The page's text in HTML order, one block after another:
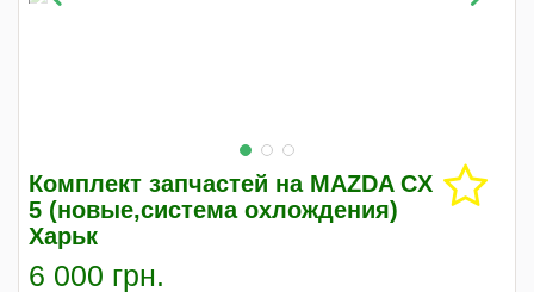
Комплект запчастей на MAZDA CX
5 (новые,система охлождения)
Харьк
6 000 грн.